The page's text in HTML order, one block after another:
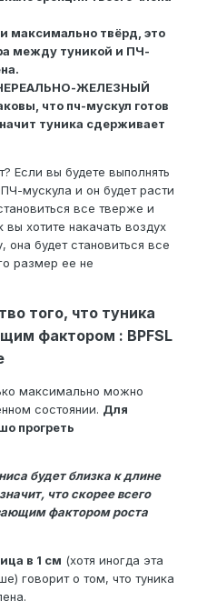
максимально твёрд, это
между туникой и ПЧ-
ЖЕЛЕЗНЫЙ
что пч-мускул готов
туника сдерживает
Если вы будете выполнять
мускула и он будет расти
все тверже и
хотите накачать воздух
будет становиться все
размер ее не
того, что туника
фактором : BPFSL
максимально можно
состоянии. Для
прогреть
будет близка к длине
что скорее всего
фактором роста
в 1 см (хотя иногда эта
говорит о том, что туника